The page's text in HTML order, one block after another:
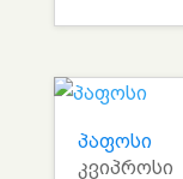
პაფოსი
კვიპროსი